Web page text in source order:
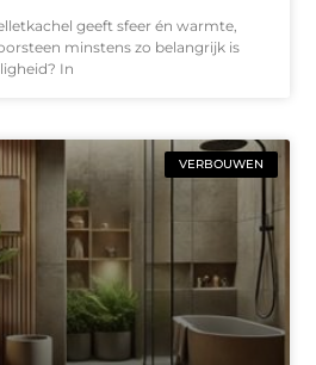
geeft sfeer én warmte,
minstens zo belangrijk is
In
VERBOUWEN